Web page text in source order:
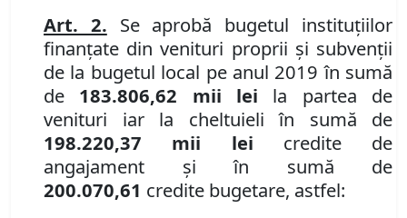
Art. 2. Se aprobă bugetul instituţiilor
finanţate din venituri proprii şi subvenţii
de la bugetul local pe anul 2019 în sumă
de 183.806,62 mii lei la partea de
venituri iar la cheltuieli în sumă de
198.220,37 mii lei credite de
angajament şi în sumă de
200.070,61 credite bugetare, astfel: